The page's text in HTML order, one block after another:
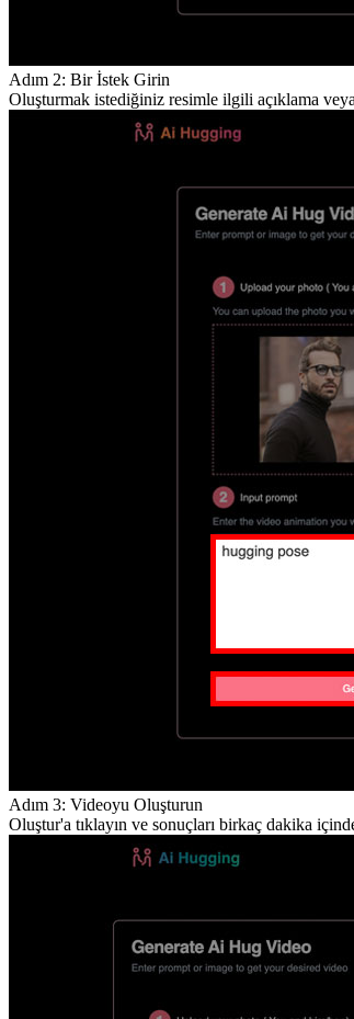
Adım 2: Bir İstek Girin
Oluşturmak istediğiniz resimle ilgili açıklama
Adım 3: Videoyu Oluşturun
Oluştur'a tıklayın ve sonuçları birkaç dakika